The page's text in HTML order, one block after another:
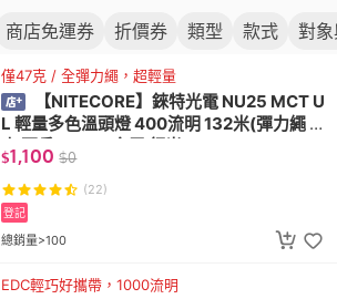
商店免運券 折價券 類型 款式 對
僅47克 / 全彈力繩，超輕量
【NITECORE】錸特光電 NU25 MCT U
L 輕量多色溫頭燈 400流明 132米(彈力繩 登
山 百岳 USB-C充電 紅光)
$1,100 $0
(22)
總銷量>100
登記
EDC輕巧好攜帶，1000流明